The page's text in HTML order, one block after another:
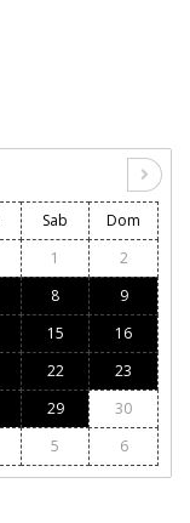
Sab
Dom
1
2
8
9
15
16
22
23
29
30
5 6